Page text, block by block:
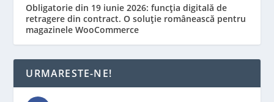
Obligatorie din 19 iunie 2026: funcția digitală de
retragere din contract. O soluție românească pentru
magazinele WooCommerce
URMARESTE-NE!